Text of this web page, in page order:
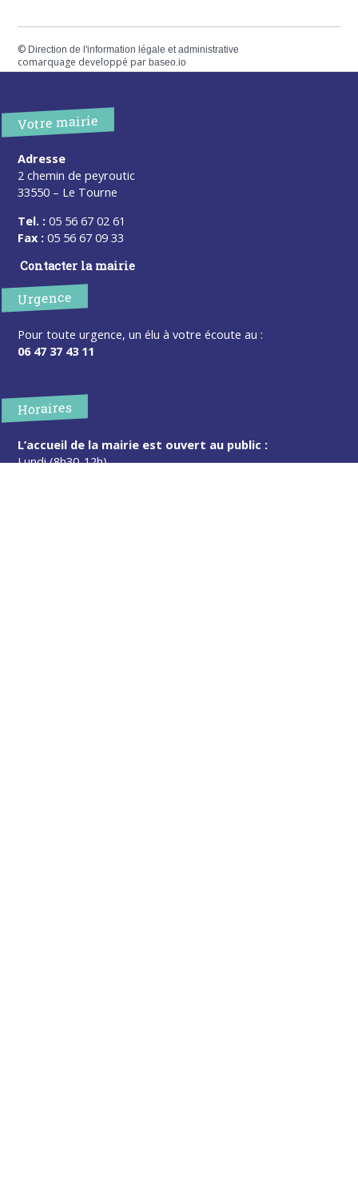
© Direction de l'information légale et administrative
comarquage developpé parbaseo.io
Votre mairie
Adresse
2 chemin de peyroutic
33550 – Le Tourne
Tel. : 05 56 67 02 61
Fax : 05 56 67 09 33
Contacter la mairie
Urgence
Pour toute urgence, un élu à votre écoute au :
06 47 37 43 11
Horaires
L’accueil de la mairie est ouvert au public :
Lundi (8h30-12h)